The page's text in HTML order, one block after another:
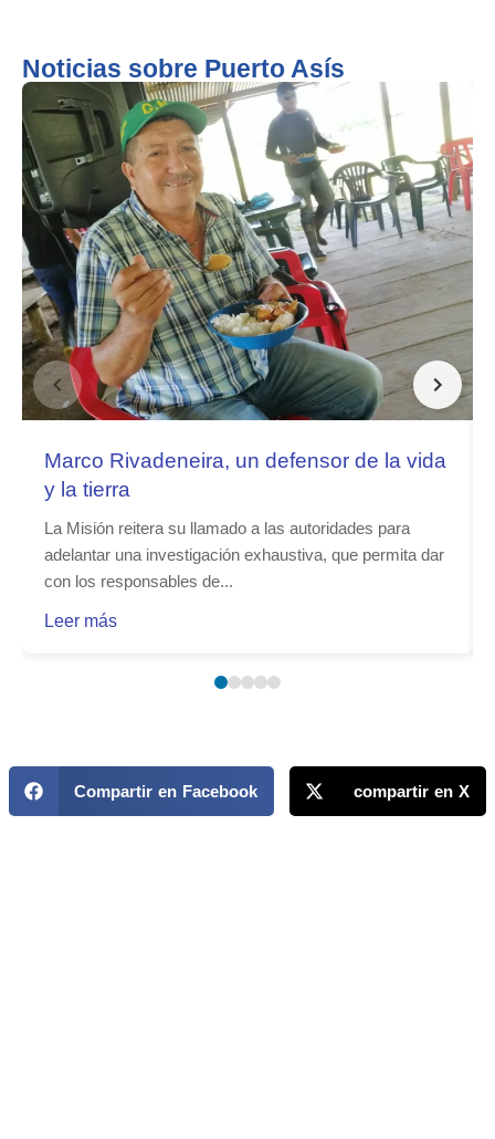
Noticias sobre Puerto Asís
Marco Rivadeneira, un defensor de la vida
y la tierra
La Misión reitera su llamado a las autoridades para
adelantar una investigación exhaustiva, que permita dar
con los responsables de...
Leer más
Compartir en Facebook compartir en X